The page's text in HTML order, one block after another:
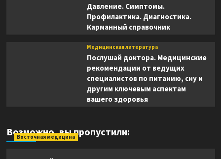
Давление. Симптомы.
Профилактика. Диагностика.
Карманный справочник
Медицинская литература
Послушай доктора. Медицинские
рекомендации от ведущих
специалистов по питанию, сну и
другим ключевым аспектам
вашего здоровья
Возможно, вы пропустили:
Восточная медицина